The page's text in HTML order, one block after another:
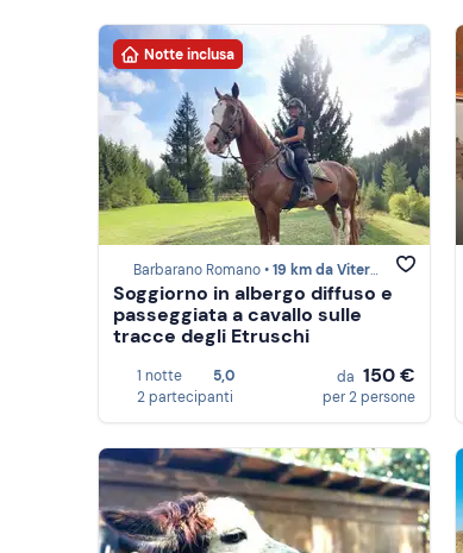
Notte inclusa
Barbarano Romano •19 km da Viterbo
Soggiorno in albergo diffuso e
passeggiata a cavallo sulle
tracce degli Etruschi
1 notte
5,0
2 partecipanti
da 150 €
per 2 persone